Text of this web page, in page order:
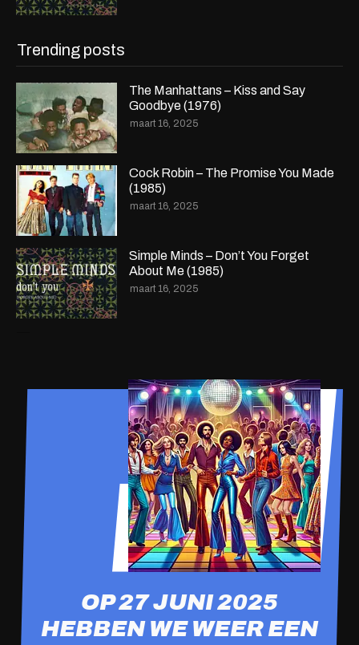
Trending posts
The Manhattans – Kiss and Say
Goodbye (1976)
maart 16, 2025
Cock Robin – The Promise You Made
(1985)
maart 16, 2025
Simple Minds – Don’t You Forget
About Me (1985)
maart 16, 2025
OP 27 JUNI 2025
HEBBEN WE WEER EEN